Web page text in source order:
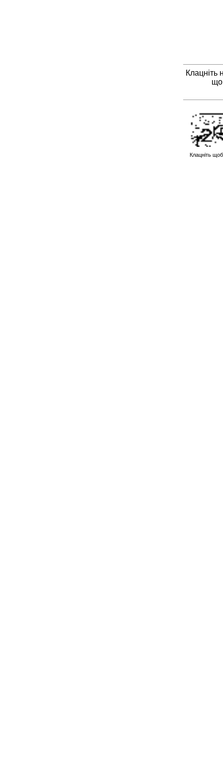
Клацніть
Клацніть